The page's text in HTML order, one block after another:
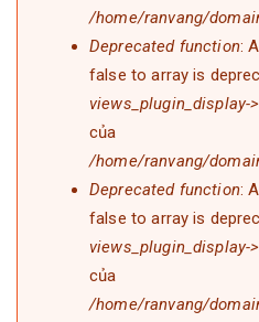
/home/ranvang/
Deprecated function:
false to array is
views_plugin_display-
của
/home/ranvang/
Deprecated function:
false to array is
views_plugin_display-
của
/home/ranvang/